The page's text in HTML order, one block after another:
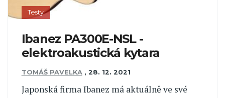
Testy
Ibanez PA300E-NSL -
elektroakustická kytara
TOMÁŠ PAVELKA , 28. 12. 2021
Japonská firma Ibanez má aktuálně ve své